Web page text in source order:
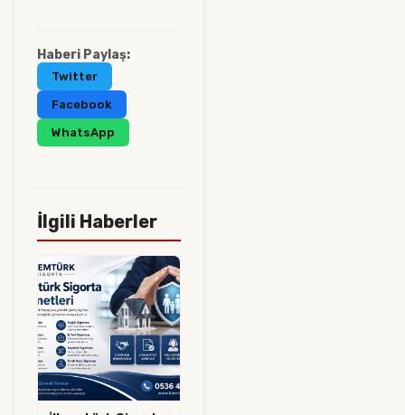
Haberi Paylaş:
Twitter
Facebook
WhatsApp
İlgili Haberler